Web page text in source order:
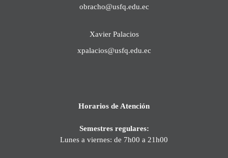
obracho@usfq.edu.ec
Xavier Palacios
xpalacios@usfq.edu.ec
Horarios de Atención
Semestres regulares:
Lunes a viernes: de 7h00 a 21h00